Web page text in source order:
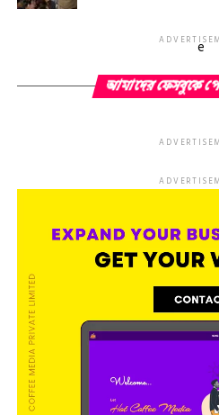
e
আমাদের ফেসবুকে